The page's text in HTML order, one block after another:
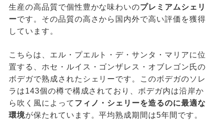
生産の高品質で個性豊かな味わいのプレミアムシェリ
ーです。その品質の高さから国内外で高い評価を獲得
しています。
こちらは、エル・プエルト・デ・サンタ・マリアに位
置する、ホセ・ルイス・ゴンザレス・オブレゴン氏の
ボデガで熟成されたシェリーです。このボデガのソレ
ラは143個の樽で構成されており、ボデガ内は沿岸か
ら吹く風によって フィノ・シェリーを造るのに最適な
環境が保たれています。平均熟成期間は5年間です。